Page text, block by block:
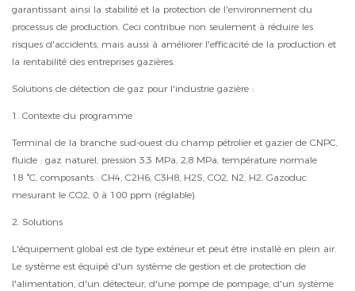
garantissant ainsi la stabilité et la protection de l'environnement du
processus de production. Ceci contribue non seulement à réduire les
risques d'accidents, mais aussi à améliorer l'efficacité de la production et
la rentabilité des entreprises gazières.
Solutions de détection de gaz pour l'industrie gazière :
1. Contexte du programme
Terminal de la branche sud-ouest du champ pétrolier et gazier de CNPC,
fluide : gaz naturel, pression 3,3 MPa, 2,8 MPa, température normale
18 °C, composants : CH4, C2H6, C3H8, H2S, CO2, N2, H2. Gazoduc
mesurant le CO2, 0 à 100 ppm (réglable).
2. Solutions
L'équipement global est de type extérieur et peut être installé en plein air.
Le système est équipé d'un système de gestion et de protection de
l'alimentation, d'un détecteur, d'une pompe de pompage, d'un système